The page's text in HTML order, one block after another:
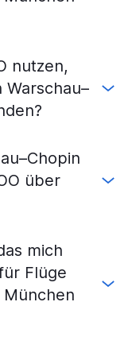
nutzen,
über
mich
Flüge
München